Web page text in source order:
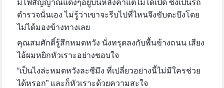
มีไฟสัญญาณแดงๆอยู่บนหลังคาแต่ไม่ได้เปิด ซึ่งเป็นรถ
ตำรวจนั่นเอง ไม่รู้ว่าเขาจะรีบไปที่ไหนจึงขับตะบึงโดย
ไม่ได้มองข้างทางเลย
คุณสมศักดิ์รู้สึกหมดหวัง นั่งทรุดลงกับพื้นข้างถนน เสียง
ไอ้ผมหยิกหัวเราะอย่างชอบใจ
“เป็นไงล่ะหมดหวังละซีมึง ที่เปลี่ยวอย่างนี้ไม่มีใครช่วย
ได้หรอก” และก็หัวเราะด้วยความสะใจ